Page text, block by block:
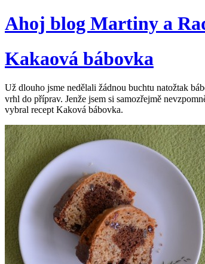
Ahoj blog Martiny a
Kakaová bábovka
Už dlouho jsme nedělali žádnou buchtu natožtak
vrhl do příprav. Jenže jsem si samozřejmě
vybral recept Kaková bábovka.